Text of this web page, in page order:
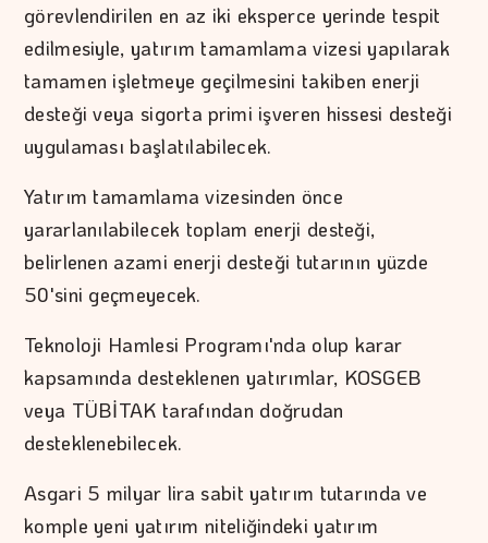
görevlendirilen en az iki eksperce yerinde tespit
edilmesiyle, yatırım tamamlama vizesi yapılarak
tamamen işletmeye geçilmesini takiben enerji
desteği veya sigorta primi işveren hissesi desteği
uygulaması başlatılabilecek.
Yatırım tamamlama vizesinden önce
yararlanılabilecek toplam enerji desteği,
belirlenen azami enerji desteği tutarının yüzde
50'sini geçmeyecek.
Teknoloji Hamlesi Programı'nda olup karar
kapsamında desteklenen yatırımlar, KOSGEB
veya TÜBİTAK tarafından doğrudan
desteklenebilecek.
Asgari 5 milyar lira sabit yatırım tutarında ve
komple yeni yatırım niteliğindeki yatırım